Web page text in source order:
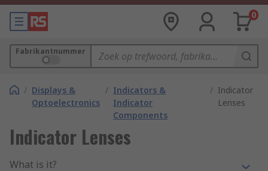
0
Fabrikantnummer
/ Displays &
Optoelectronics
/ Indicators &
Indicator
Components
/ Indicator
Lenses
Indicator Lenses
What is it?